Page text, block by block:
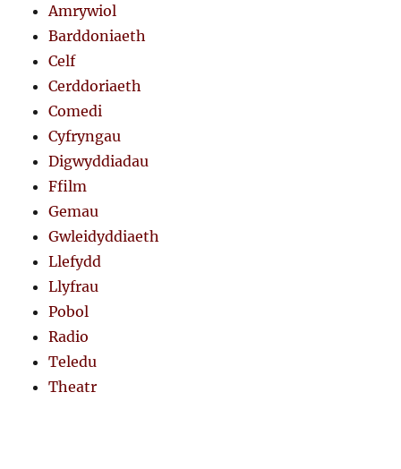
Amrywiol
Barddoniaeth
Celf
Cerddoriaeth
Comedi
Cyfryngau
Digwyddiadau
Ffilm
Gemau
Gwleidyddiaeth
Llefydd
Llyfrau
Pobol
Radio
Teledu
Theatr